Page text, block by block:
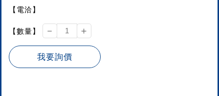
【電洽】
【數量】 － ＋
我要詢價